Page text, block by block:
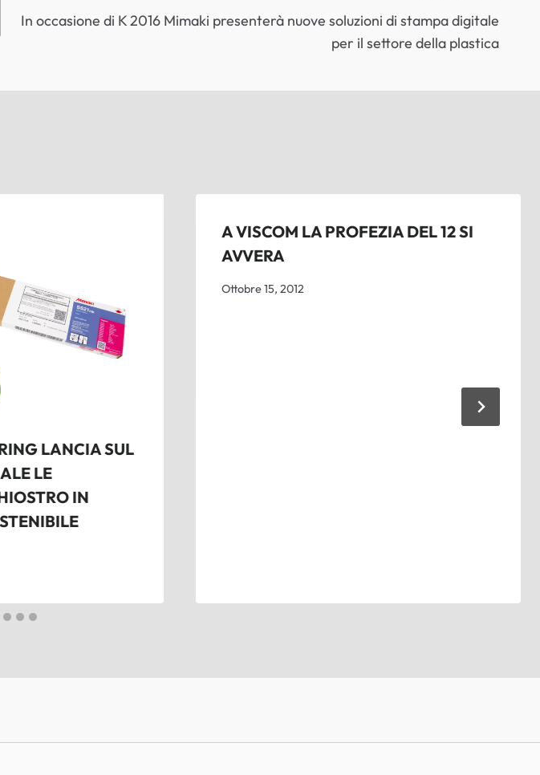
In occasione di K 2016 Mimaki presenterà nuove soluzioni di stampa digitale
per il settore della plastica
LANCIA SUL
LE
IN
A VISCOM LA PROFEZIA DEL 12 SI
AVVERA
Ottobre 15, 2012